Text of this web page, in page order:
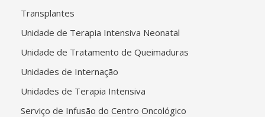
Transplantes
Unidade de Terapia Intensiva Neonatal
Unidade de Tratamento de Queimaduras
Unidades de Internação
Unidades de Terapia Intensiva
Serviço de Infusão do Centro Oncológico